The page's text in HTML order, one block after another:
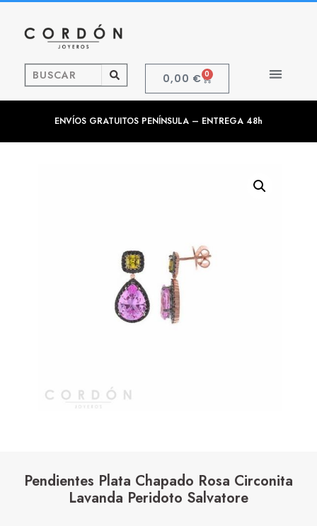
0,00 € 0
ENVÍOS GRATUITOS PENÍNSULA – ENTREGA 48h
Pendientes Plata Chapado Rosa Circonita
Lavanda Peridoto Salvatore